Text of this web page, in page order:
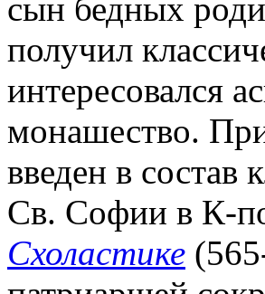
сын бедных
получил
интересовался
монашество.
введен в состав
Св. Софии в К-
Схоластике